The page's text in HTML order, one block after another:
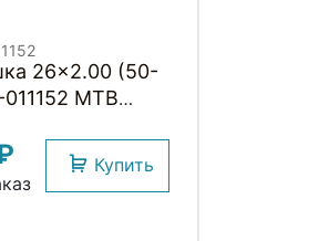
(50-
MTB
(25) H.R.T.
Купить